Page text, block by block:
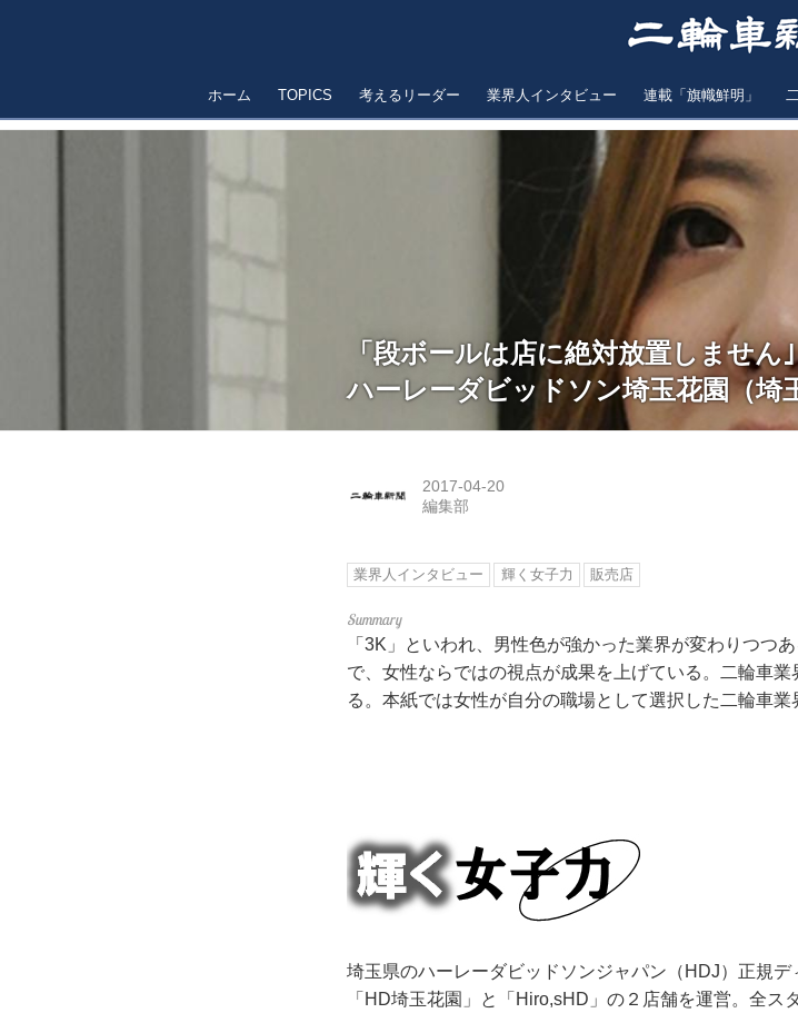
ホーム TOPICS 考えるリーダー 業界人インタビュー 連載「旗幟鮮明」
「段ボールは店に絶対放置しません｣
ハーレーダビッドソン埼玉花園（
2017-04-20
編集部
業界人インタビュー 輝く女子力 販売店
「3K」といわれ、男性色が強かった業界が変わりつつ
で、女性ならではの視点が成果を上げている。二輪車
る。本紙では女性が自分の職場として選択した二輪車業
埼玉県のハーレーダビッドソンジャパン（HDJ）正規
「HD埼玉花園」と「Hiro,sHD」の２店舗を運営。全